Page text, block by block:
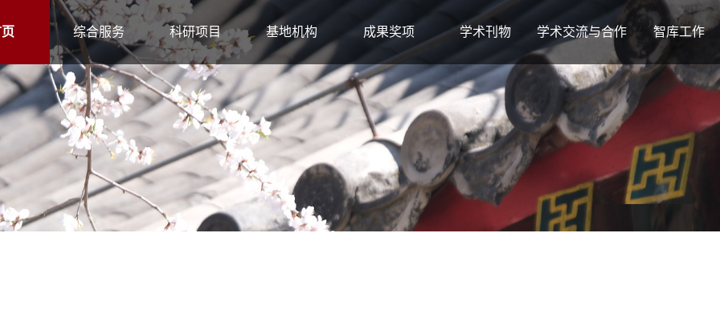
综合服务 科研项目 基地机构 成果奖项 学术刊物 学术交流与合作 智库工作